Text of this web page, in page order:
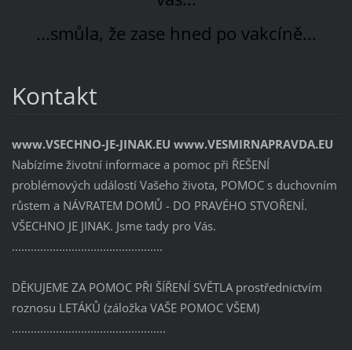
...smůla, že zase hned po vakcíně...
Kontakt
www.VSECHNO-JE-JINAK.EU www.VESMIRNAPRAVDA.EU
Nabízíme životní informace a pomoc při ŘEŠENÍ
problémových událostí Vašeho života, POMOC s duchovním
růstem a NÁVRATEM DOMŮ - DO PRAVÉHO STVOŘENÍ.
VŠECHNO JE JINAK. Jsme tady pro Vás.
................................................
DĚKUJEME ZA POMOC PŘI ŠÍŘENÍ SVĚTLA prostřednictvím
roznosu LETÁKŮ (záložka VAŠE POMOC VŠEM)
.................................................